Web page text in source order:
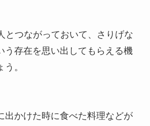
とつながっておいて、さりげな
う存在を思い出してもらえる機
。
出かけた時に食べた料理などが